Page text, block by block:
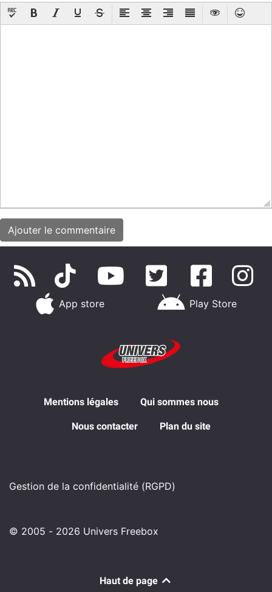
App store Play Store
Mentions légales Qui sommes nous
Nous contacter Plan du site
Gestion de la confidentialité (RGPD)
© 2005 - 2026 Univers Freebox
Haut de page